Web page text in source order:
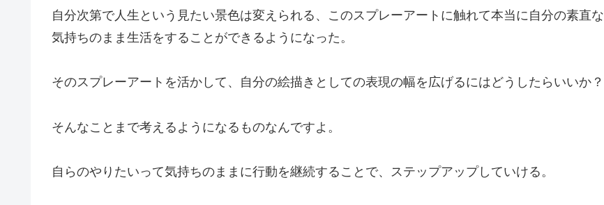
自分次第で人生という見たい景色は変えられる、このスプレーアートに触れて本当に自分の素直な
気持ちのまま生活をすることができるようになった。
そのスプレーアートを活かして、自分の絵描きとしての表現の幅を広げるにはどうしたらいいか？
そんなことまで考えるようになるものなんですよ。
自らのやりたいって気持ちのままに行動を継続することで、ステップアップしていける。